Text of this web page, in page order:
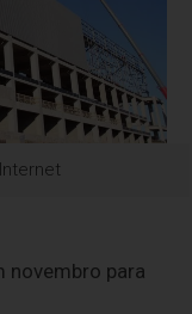
novembro para